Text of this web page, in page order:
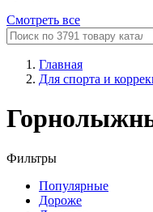
Смотреть все
Главная
Для спорта и
Фильтры
Популярные
Дороже